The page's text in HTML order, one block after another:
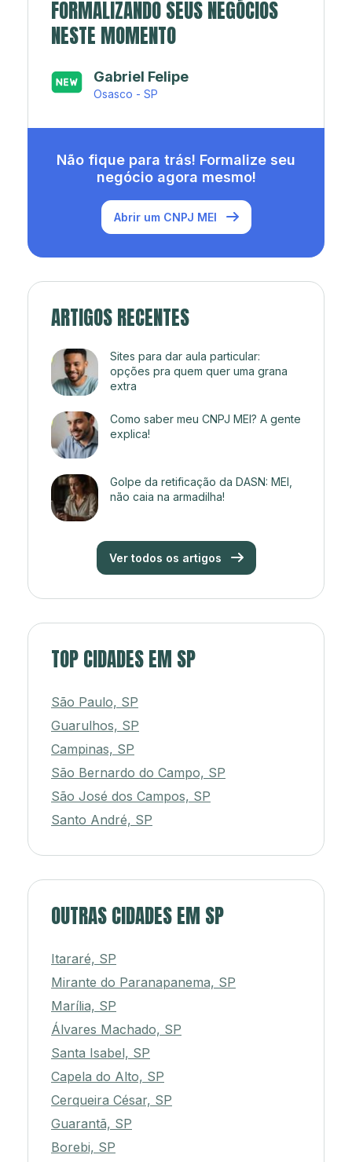
FORMALIZANDO SEUS NEGÓCIOS
NESTE MOMENTO
Japa’s açaí e sorveteria
Rio de Janeiro - RJ
Não fique para trás! Formalize seu
negócio agora mesmo!
Abrir um CNPJ MEI
ARTIGOS RECENTES
Sites para dar aula particular:
opções pra quem quer uma grana
extra
Como saber meu CNPJ MEI? A gente
explica!
Golpe da retificação da DASN: MEI,
não caia na armadilha!
Ver todos os artigos
TOP CIDADES EM SP
São Paulo, SP
Guarulhos, SP
Campinas, SP
São Bernardo do Campo, SP
São José dos Campos, SP
Santo André, SP
OUTRAS CIDADES EM SP
Itararé, SP
Mirante do Paranapanema, SP
Marília, SP
Álvares Machado, SP
Santa Isabel, SP
Capela do Alto, SP
Cerqueira César, SP
Guarantã, SP
Borebi, SP